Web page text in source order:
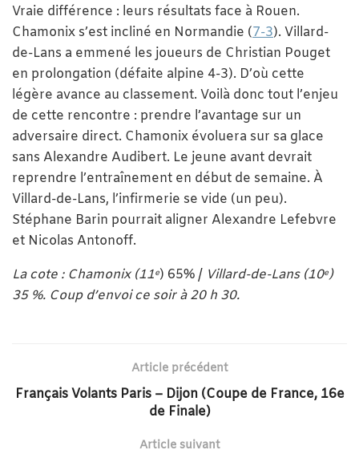
Vraie différence : leurs résultats face à Rouen.
Chamonix s’est incliné en Normandie (7-3). Villard-
de-Lans a emmené les joueurs de Christian Pouget
en prolongation (défaite alpine 4-3). D’où cette
légère avance au classement. Voilà donc tout l’enjeu
de cette rencontre : prendre l’avantage sur un
adversaire direct. Chamonix évoluera sur sa glace
sans Alexandre Audibert. Le jeune avant devrait
reprendre l’entraînement en début de semaine. À
Villard-de-Lans, l’infirmerie se vide (un peu).
Stéphane Barin pourrait aligner Alexandre Lefebvre
et Nicolas Antonoff.
La cote : Chamonix (11e) 65% / Villard-de-Lans (10e)
35 %. Coup d’envoi ce soir à 20 h 30.
Article précédent
Français Volants Paris – Dijon (Coupe de France, 16e
de Finale)
Article suivant